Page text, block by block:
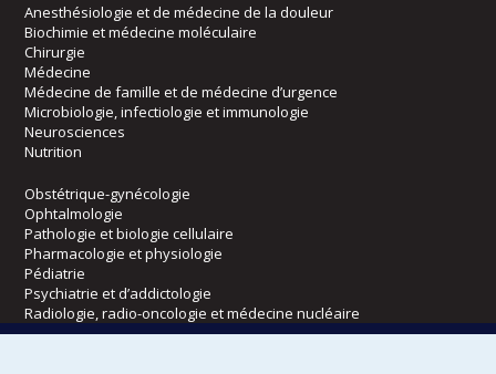
Anesthésiologie et de médecine de la douleur
Biochimie et médecine moléculaire
Chirurgie
Médecine
Médecine de famille et de médecine d’urgence
Microbiologie, infectiologie et immunologie
Neurosciences
Nutrition
Obstétrique-gynécologie
Ophtalmologie
Pathologie et biologie cellulaire
Pharmacologie et physiologie
Pédiatrie
Psychiatrie et d’addictologie
Radiologie, radio-oncologie et médecine nucléaire